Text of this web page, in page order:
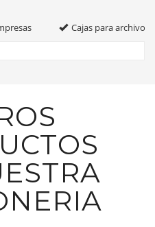
Cajas para archivo